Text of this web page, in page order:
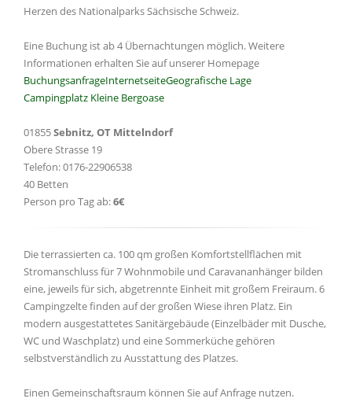
Herzen des Nationalparks Sächsische Schweiz.
Eine Buchung ist ab 4 Übernachtungen möglich. Weitere
Informationen erhalten Sie auf unserer Homepage
BuchungsanfrageInternetseiteGeografische Lage
Campingplatz Kleine Bergoase
01855Sebnitz, OT Mittelndorf
Obere Strasse 19
Telefon: 0176-22906538
40 Betten
Person pro Tag ab:6€
Die terrassierten ca. 100 qm großen Komfortstellflächen mit
Stromanschluss für 7 Wohnmobile und Caravananhänger bilden
eine, jeweils für sich, abgetrennte Einheit mit großem Freiraum. 6
Campingzelte finden auf der großen Wiese ihren Platz. Ein
modern ausgestattetes Sanitärgebäude (Einzelbäder mit Dusche,
WC und Waschplatz) und eine Sommerküche gehören
selbstverständlich zu Ausstattung des Platzes.
Einen Gemeinschaftsraum können Sie auf Anfrage nutzen.